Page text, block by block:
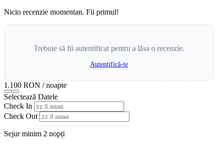
Nicio recenzie momentan. Fii primul!
Trebuie să fii autentificat pentru a lăsa o recenzie.
Autentifică-te
1.100 RON / noapte
Selectează Datele
Check In
Check Out
Sejur minim 2 nopți